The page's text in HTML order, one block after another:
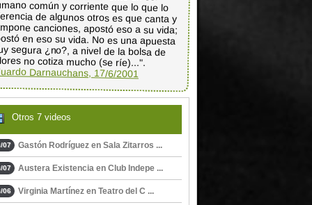
no cotiza mucho (se ríe)...".
Darnauchans, 17/6/2001
Otros 7 videos
07 Gastón Rodríguez en Sala Zitarros ...
07 Austera Existencia en Club Indepe ...
06 Virginia Martínez en Teatro del C ...